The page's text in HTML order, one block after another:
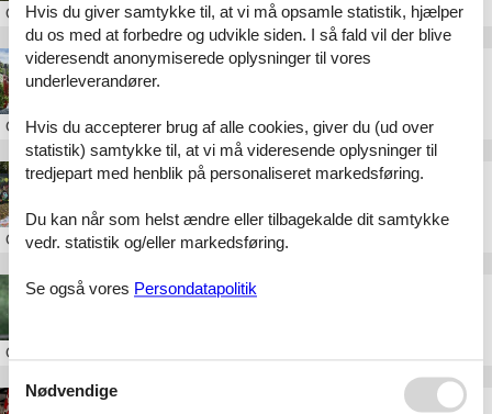
OmKøbenhavn
Dyrehavsbakken
OmNordsjælland
Willumsens Museum
OmIsefjord
Falkonergården
Om
Hvis du giver samtykke til, at vi må opsamle statistik, hjælper
du os med at forbedre og udvikle siden. I så fald vil der blive
videresendt anonymiserede oplysninger til vores
underleverandører.
Hvis du accepterer brug af alle cookies, giver du (ud over
statistik) samtykke til, at vi må videresende oplysninger til
tredjepart med henblik på personaliseret markedsføring.
Du kan når som helst ændre eller tilbagekalde dit samtykke
vedr. statistik og/eller markedsføring.
Se også vores Persondatapolitik
Nødvendige